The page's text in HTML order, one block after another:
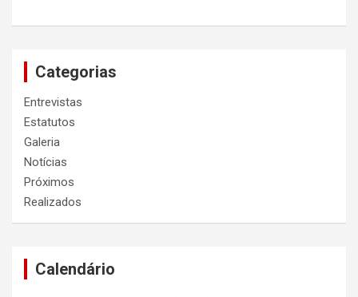
Categorias
Entrevistas
Estatutos
Galeria
Notícias
Próximos
Realizados
Calendário